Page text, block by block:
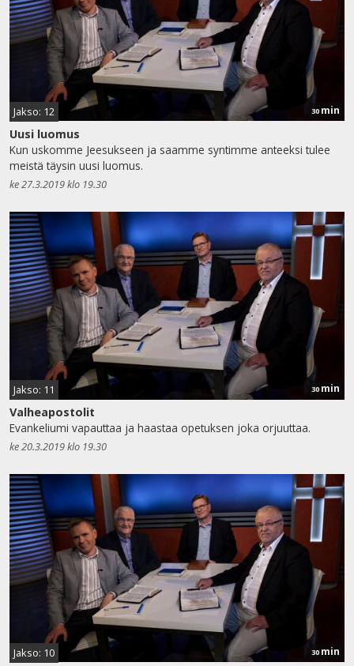
Jakso: 12 30 min
Uusi luomus
Kun uskomme Jeesukseen ja saamme syntimme anteeksi tulee
meistä täysin uusi luomus.
ke 27.3.2019 klo 19.30
Jakso: 11 30 min
Valheapostolit
Evankeliumi vapauttaa ja haastaa opetuksen joka orjuuttaa.
ke 20.3.2019 klo 19.30
Jakso: 10 30 min